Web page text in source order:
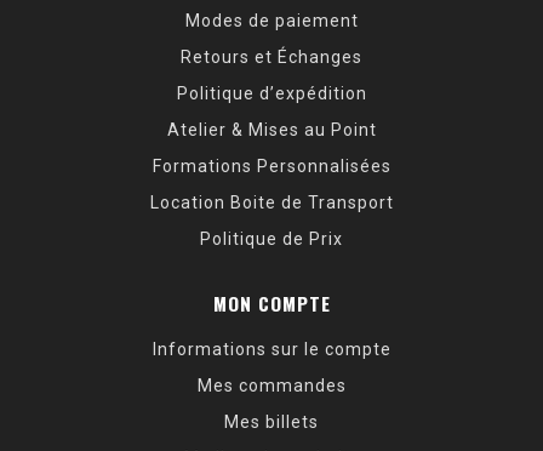
Modes de paiement
Retours et Échanges
Politique d’expédition
Atelier & Mises au Point
Formations Personnalisées
Location Boite de Transport
Politique de Prix
MON COMPTE
Informations sur le compte
Mes commandes
Mes billets